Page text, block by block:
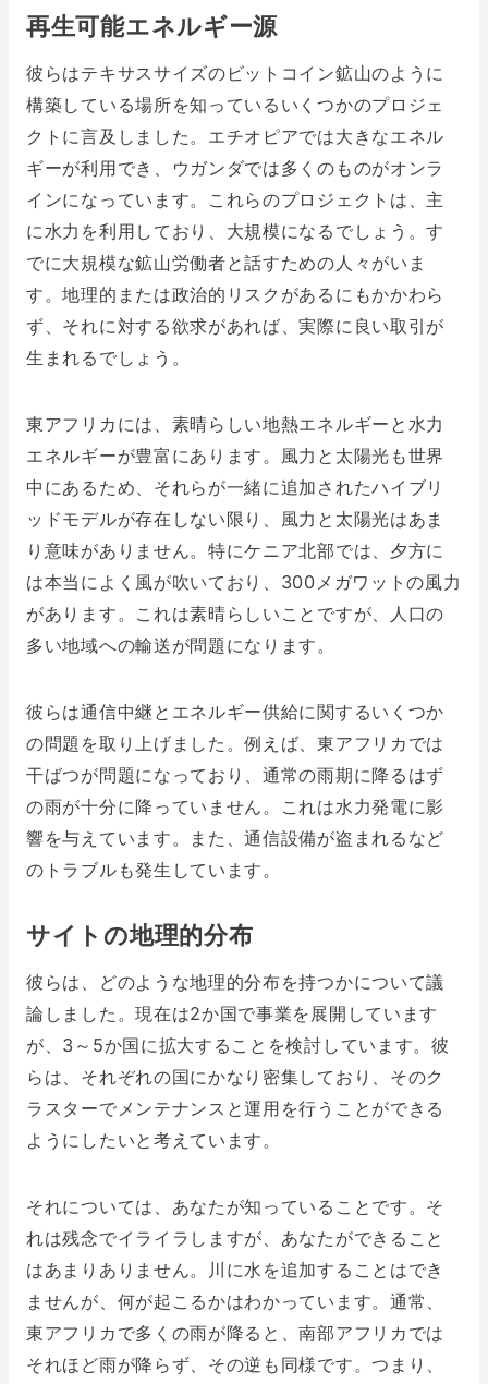
再生可能エネルギー源
彼らはテキサスサイズのビットコイン鉱山のように
構築している場所を知っているいくつかのプロジェ
クトに言及しました。エチオピアでは大きなエネル
ギーが利用でき、ウガンダでは多くのものがオンラ
インになっています。これらのプロジェクトは、主
に水力を利用しており、大規模になるでしょう。す
でに大規模な鉱山労働者と話すための人々がいま
す。地理的または政治的リスクがあるにもかかわら
ず、それに対する欲求があれば、実際に良い取引が
生まれるでしょう。
東アフリカには、素晴らしい地熱エネルギーと水力
エネルギーが豊富にあります。風力と太陽光も世界
中にあるため、それらが一緒に追加されたハイブリ
ッドモデルが存在しない限り、風力と太陽光はあま
り意味がありません。特にケニア北部では、夕方に
は本当によく風が吹いており、300メガワットの風力
があります。これは素晴らしいことですが、人口の
多い地域への輸送が問題になります。
彼らは通信中継とエネルギー供給に関するいくつか
の問題を取り上げました。例えば、東アフリカでは
干ばつが問題になっており、通常の雨期に降るはず
の雨が十分に降っていません。これは水力発電に影
響を与えています。また、通信設備が盗まれるなど
のトラブルも発生しています。
サイトの地理的分布
彼らは、どのような地理的分布を持つかについて議
論しました。現在は2か国で事業を展開しています
が、3～5か国に拡大することを検討しています。彼
らは、それぞれの国にかなり密集しており、そのク
ラスターでメンテナンスと運用を行うことができる
ようにしたいと考えています。
それについては、あなたが知っていることです。そ
れは残念でイライラしますが、あなたができること
はあまりありません。川に水を追加することはでき
ませんが、何が起こるかはわかっています。通常、
東アフリカで多くの雨が降ると、南部アフリカでは
それほど雨が降らず、その逆も同様です。つまり、